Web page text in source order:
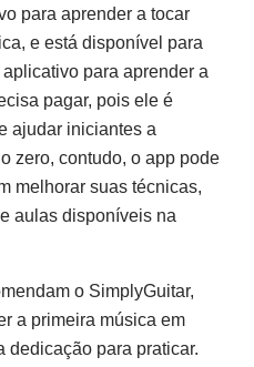
para aprender a tocar
e está disponível para
para aprender a
pagar, pois ele é
ajudar iniciantes a
zero, contudo, o app pode
melhorar suas técnicas,
aulas disponíveis na
o SimplyGuitar,
a primeira música em
dedicação para praticar.